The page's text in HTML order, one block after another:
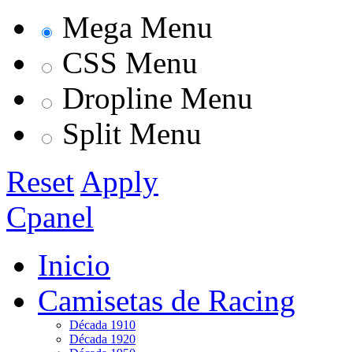
Mega Menu
CSS Menu
Dropline Menu
Split Menu
Reset Apply
Cpanel
Inicio
Camisetas de Racing
Década 1910
Década 1920